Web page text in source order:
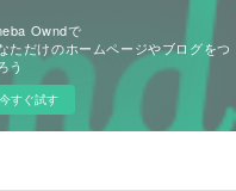
Owndで
ただけのホームページやブログをつ
う
今すぐ試す